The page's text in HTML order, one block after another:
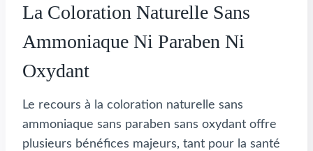
La Coloration Naturelle Sans
Ammoniaque Ni Paraben Ni
Oxydant
Le recours à la coloration naturelle sans
ammoniaque sans paraben sans oxydant offre
plusieurs bénéfices majeurs, tant pour la santé